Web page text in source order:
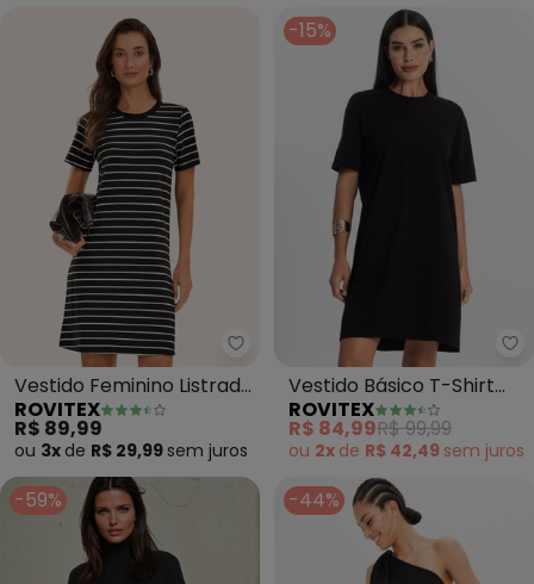
Rovitex - Vestido Feminino
Vestido Feminino Listrado
(Preto)
ROVITEX
R$ 89,99
ou 3x de R$ 29,99 sem juros
-15%
Vestido Básico T-Shirt
Feminino (Preto)
ROVITEX
R$ 84,99R$ 99,99
ou 2x de R$ 42,49 sem juros
-59% -44%